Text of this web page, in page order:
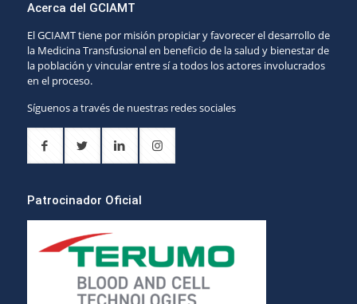
Acerca del GCIAMT
El GCIAMT tiene por misión propiciar y favorecer el desarrollo de
la Medicina Transfusional en beneficio de la salud y bienestar de
la población y vincular entre sí a todos los actores involucrados
en el proceso.
Síguenos a través de nuestras redes sociales
Patrocinador Oficial